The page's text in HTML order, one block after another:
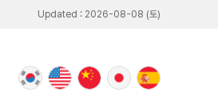
Updated : 2026-08-08 (토)